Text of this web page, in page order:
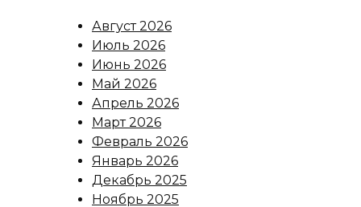
Август 2026
Июль 2026
Июнь 2026
Май 2026
Апрель 2026
Март 2026
Февраль 2026
Январь 2026
Декабрь 2025
Ноябрь 2025